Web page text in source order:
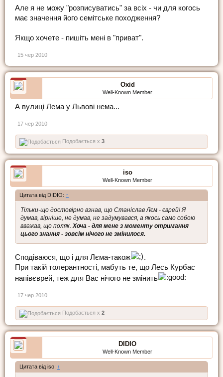
Але я не можу "розписуватись" за всіх - чи для когось
має значення його семітське походження?
Якщо хочете - пишіть мені в "приват".
15 чер 2010
Oxid
Well-Known Member
А вулиці Лема у Львові нема...
17 чер 2010
Подобається x 3
iso
Well-Known Member
Цитата від DIDIO: ↑
Тільки-що достовірно взнав, що Станіслав Лєм - єврей! Я
думав, вірніше, не думав, не задумувався, а якось само собою
вважав, що поляк.Хоча - для мене з моменту отримання
цього знання - зовсім нічого не змінилося.
Сподіваюся, що і для Лєма-також
.
При такій толерантності, мабуть те, що Лесь Курбас
напівєврей, теж для Вас нічого не змінить
17 чер 2010
Подобається x 2
DIDIO
Well-Known Member
Цитата від iso: ↑